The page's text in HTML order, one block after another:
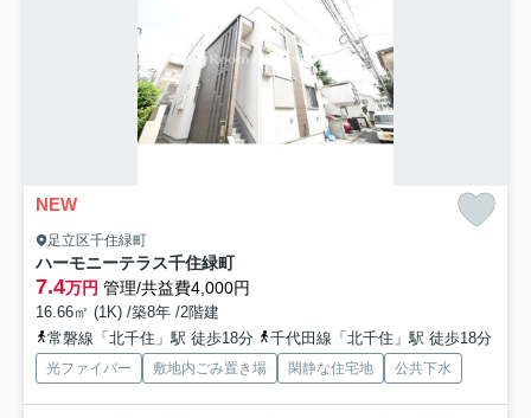
NEW
足立区千住緑町
ハーモニーテラス千住緑町
7.4万円 管理/共益費4,000円
16.66㎡ (1K) /築8年 /2階建
常磐線「北千住」駅 徒歩18分
千代田線「北千住」駅 徒歩18分
光ファイバー 敷地内ごみ置き場 閑静な住宅地 公共下水